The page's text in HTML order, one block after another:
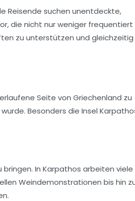
Reisende suchen unentdeckte,
die nicht nur weniger frequentiert
zu unterstützen und
Seite von Griechenland zu
Besonders die Insel
bringen. In Karpathos arbeiten viele
Weindemonstrationen bis hin